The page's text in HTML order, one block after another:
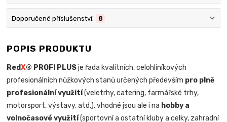
Doporučené příslušenství: 8
POPIS PRODUKTU
RedX® PROFI PLUSje řada kvalitních, celohliníkových
profesionálních nůžkových stanů určených především pro plně
profesionální využití(veletrhy, catering, farmářské trhy,
motorsport, výstavy, atd.), vhodné jsou ale i na hobby a
volnočasové využití(sportovní a ostatní kluby a celky, zahradní